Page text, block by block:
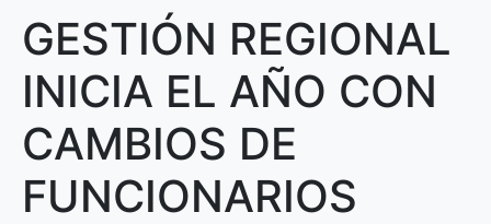
GESTIÓN REGIONAL
INICIA EL AÑO CON
CAMBIOS DE
FUNCIONARIOS